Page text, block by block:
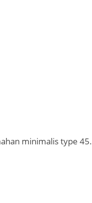
minimalis type 45.